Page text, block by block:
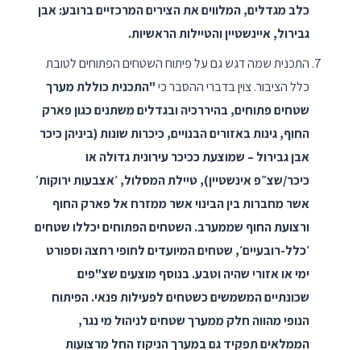
כ­לב מגדלים, המלווים את הצירים המרכזיים ברובע: אבן
גבירול, איינשטיין והטיילות הראשיות.
התכנית שמה דגש גם על פיתוח השטחים הפתוחים לטובת
כלל הציבור. צוין בדברי ההסבר כי"התכנית כוללת מערך
שטחים פתוחים, בהיררכיה ובגדלים משתנים כגון פארק
החוף, גינות באזורים הבנויים, כיכרות שונות (ביניהן כיכר
אבן גבירול – שמוצעת ככיכר עירונית גדולה או
כיכר/שצ״פ אינשטיין), טיילת המסלול, ׳אצבעות ירוקות׳
אשר מחברות בין הבינוי אשר ממזרח אל פארק החוף
ורצועת החוף שממערב. השטחים הפתוחים יכללו שטחים
׳כלל-רובעיים׳, שטחים המיועדים לחופי רחצה וספורט
ימי או אזורי שהיה וטבע. בנוסף מוצעים שצ"פים
שכונתיים המשמשים כשטחים לפעילות פנאי. הפיתוח
הנופי מהווה חלק ממערך שטחים לניהול מי נגר,
הממלאים תפקיד גם במערך הניקוז החל מרצועות